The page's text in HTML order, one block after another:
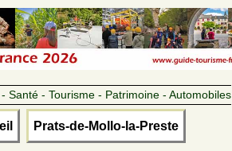
Santé - Tourisme - Patrimoine - Automobiles
Prats-de-Mollo-la-Preste